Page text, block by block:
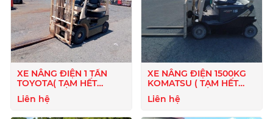
XE NÂNG ĐIỆN 1 TẤN
TOYOTA( TẠM HẾT
HÀNG)
Liên hệ
XE NÂNG ĐIỆN 1500KG
KOMATSU ( TẠM HẾT
HÀNG )
Liên hệ